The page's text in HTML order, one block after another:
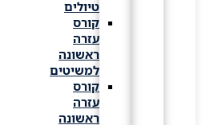
טיולים
קורס
עזרה
ראשונה
למשיטים
קורס
עזרה
ראשונה